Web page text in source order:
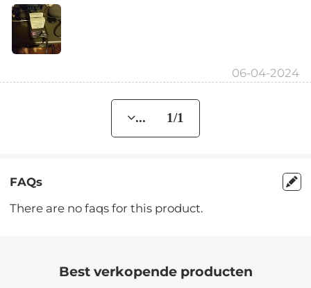
06-04-2024
... 1/1
FAQs
There are no faqs for this product.
Best verkopende producten